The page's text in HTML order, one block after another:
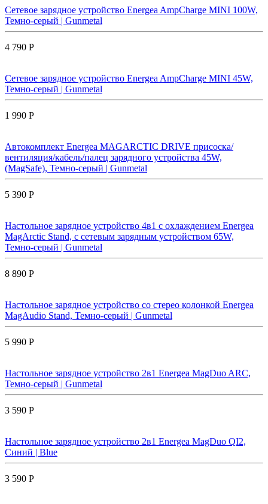
Сетевое зарядное устройство Energea AmpCharge MINI 100W,
Темно-серый | Gunmetal
4 790 Р
Сетевое зарядное устройство Energea AmpCharge MINI 45W,
Темно-серый | Gunmetal
1 990 Р
Автокомплект Energea MAGARCTIC DRIVE присоска/
вентиляция/кабель/палец зарядного устройства 45W,
(MagSafe), Темно-серый | Gunmetal
5 390 Р
Настольное зарядное устройство 4в1 с охлаждением Energea
MagArctic Stand, с сетевым зарядным устройством 65W,
Темно-серый | Gunmetal
8 890 Р
Настольное зарядное устройство со стерео колонкой Energea
MagAudio Stand, Темно-серый | Gunmetal
5 990 Р
Настольное зарядное устройство 2в1 Energea MagDuo ARC,
Темно-серый | Gunmetal
3 590 Р
Настольное зарядное устройство 2в1 Energea MagDuo QI2,
Синий | Blue
3 590 Р